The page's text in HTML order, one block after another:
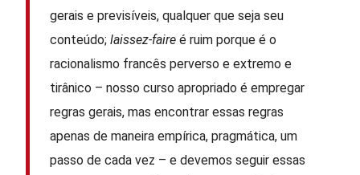
gerais e previsíveis, qualquer que seja seu
conteúdo;laissez-faire é ruim porque é o
racionalismo francês perverso e extremo e
tirânico – nosso curso apropriado é empregar
regras gerais, mas encontrar essas regras
apenas de maneira empírica, pragmática, um
passo de cada vez – e devemos seguir essas